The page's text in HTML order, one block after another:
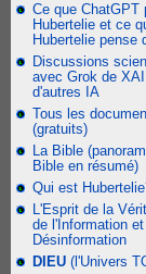
Ce que ChatGPT
Hubertelie et ce
Hubertelie pense
Discussions
avec Grok de
d'autres IA
Tous les
(gratuits)
La Bible
Bible en résumé)
Qui est
L'Esprit de la
de l'Information
Désinformation
DIEU (l'Univers